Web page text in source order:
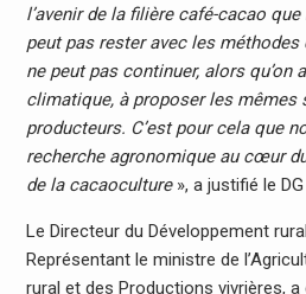
l’avenir de la filière café-cacao
peut pas rester avec les
ne peut pas continuer, alors qu’on
climatique, à proposer les mêmes
producteurs. C’est pour cela que
recherche agronomique au cœur
de la cacaoculture», a justifié le
Le Directeur du Développement
Représentant le ministre de
rural et des Productions vivrières,